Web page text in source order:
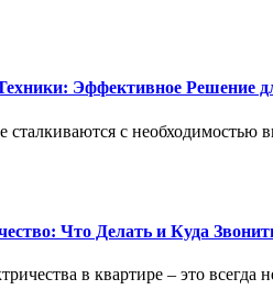
Эффективное Решение
с
Что Делать и Куда
в квартире – это всегда